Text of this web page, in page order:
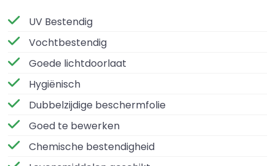
lichter en 30x slagvaster dan glas is. Ze zijn ideaal
voor toepassingen in techniek, interieur, verlichting
en decoratie.
Let op:
geëxtrudeerde buizen kunnen lichte
extrusielijnen vertonen. Voor projecten waarbij
optische zuiverheid cruciaal is, adviseren wij onze
Plexiglas GS (gegoten) buizen.
Eigenschappen en voordelen:
UV Bestendig
Vochtbestendig
Goede lichtdoorlaat
Hygiënisch
Dubbelzijdige beschermfolie
Goed te bewerken
Chemische bestendigheid